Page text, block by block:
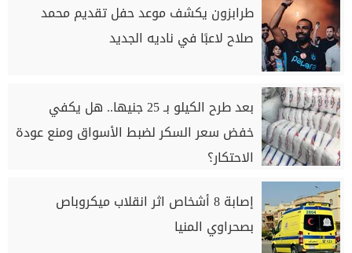
طرابزون يكشف موعد حفل تقديم محمد
صلاح لاعبًا في ناديه الجديد
بعد طرح الكيلو بـ 25 جنيها.. هل يكفي
خفض سعر السكر لضبط الأسواق ومنع عودة
الاحتكار؟
إصابة 8 أشخاص اثر انقلاب ميكروباص
بصحراوي المنيا